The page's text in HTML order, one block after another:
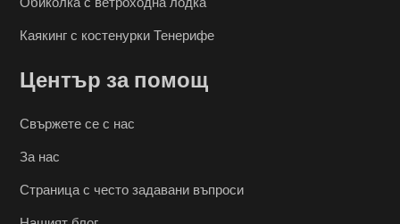
Каякинг с костенурки Тенерифе
Център за помощ
Свържете се с нас
За нас
Страница с често задавани въпроси